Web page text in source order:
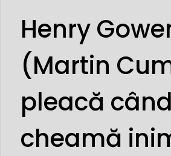
Henry
(Martin
pleacă când
cheamă